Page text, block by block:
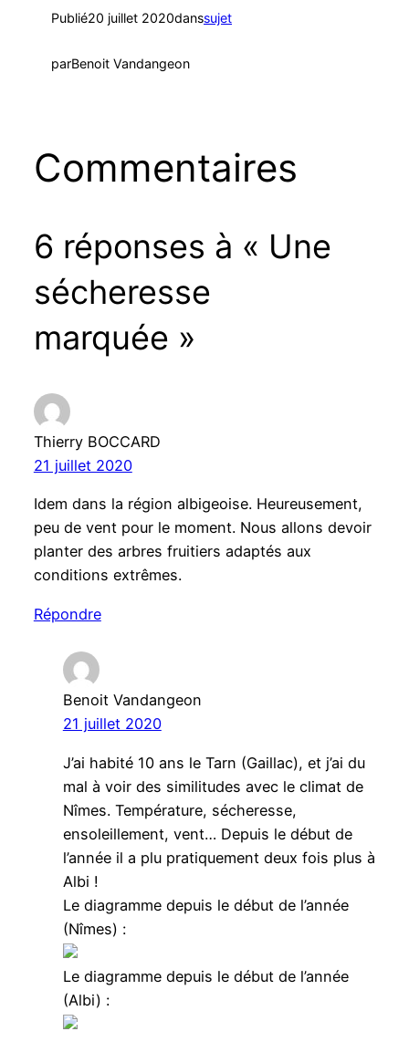
Publié20 juillet 2020danssujet
parBenoit Vandangeon
Commentaires
6 réponses à « Une
sécheresse
marquée »
Thierry BOCCARD
21 juillet 2020
Idem dans la région albigeoise. Heureusement,
peu de vent pour le moment. Nous allons devoir
planter des arbres fruitiers adaptés aux
conditions extrêmes.
Répondre
Benoit Vandangeon
21 juillet 2020
J’ai habité 10 ans le Tarn (Gaillac), et j’ai du
mal à voir des similitudes avec le climat de
Nîmes. Température, sécheresse,
ensoleillement, vent… Depuis le début de
l’année il a plu pratiquement deux fois plus à
Albi !
Le diagramme depuis le début de l’année
(Nîmes) :
Le diagramme depuis le début de l’année
(Albi) :